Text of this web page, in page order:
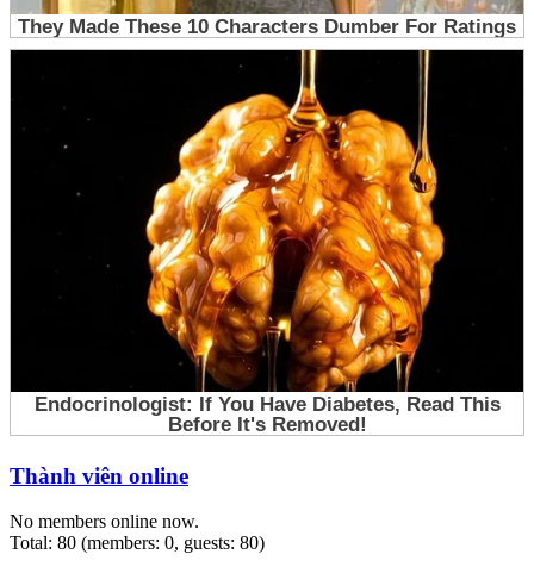
Thành viên online
No members online now.
Total: 80 (members: 0, guests: 80)